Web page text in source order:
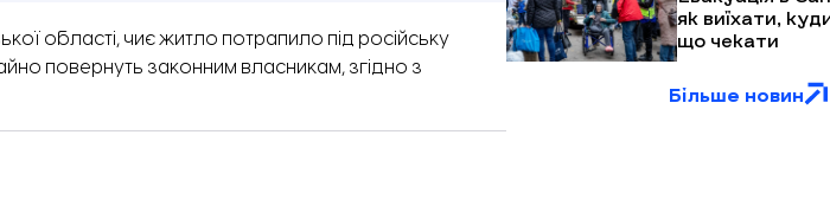
області, чиєжитло потрапило під російську
повернуть законним власникам, згідно з
як виїхати,
що чекати
Більше новин